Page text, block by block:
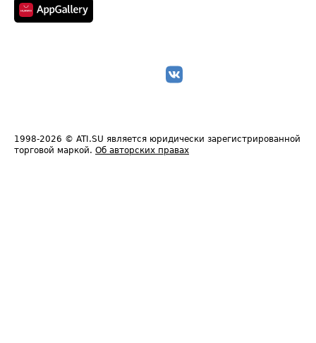
1998-2026 © ATI.SU является юридически зарегистрированной
торговой маркой. Об авторских правах